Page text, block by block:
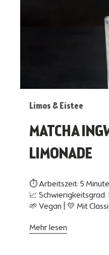
Limos & Eistee
MATCHA
LIMONADE
⏱ Arbeitszeit: 5
📈 Schwierigkeitsgrad:
🌱 Vegan | 💛 Mit
Mehr lesen